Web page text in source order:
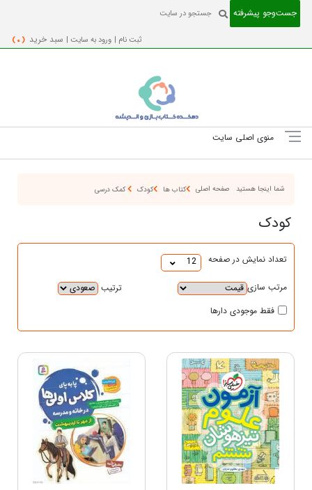
جست‌و‌جو پیشرفته
ثبت نام | ورود به سایت | سبد خرید ( 0 )
منوی اصلی سایت
شما اینجا هستید صفحه اصلی کتاب ها کودک کمک درسی
کودک
12 تعداد نمایش در صفحه
مرتب سازی ترتیب
فقط موجودی دارها